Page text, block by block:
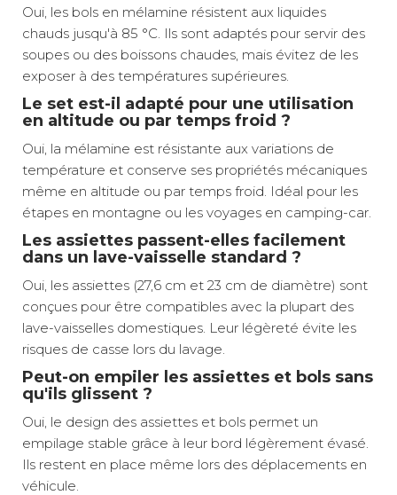
Oui, les bols en mélamine résistent aux liquides
chauds jusqu'à 85 °C. Ils sont adaptés pour servir des
soupes ou des boissons chaudes, mais évitez de les
exposer à des températures supérieures.
Le set est-il adapté pour une utilisation
en altitude ou par temps froid ?
Oui, la mélamine est résistante aux variations de
température et conserve ses propriétés mécaniques
même en altitude ou par temps froid. Idéal pour les
étapes en montagne ou les voyages en camping-car.
Les assiettes passent-elles facilement
dans un lave-vaisselle standard ?
Oui, les assiettes (27,6 cm et 23 cm de diamètre) sont
conçues pour être compatibles avec la plupart des
lave-vaisselles domestiques. Leur légèreté évite les
risques de casse lors du lavage.
Peut-on empiler les assiettes et bols sans
qu'ils glissent ?
Oui, le design des assiettes et bols permet un
empilage stable grâce à leur bord légèrement évasé.
Ils restent en place même lors des déplacements en
véhicule.